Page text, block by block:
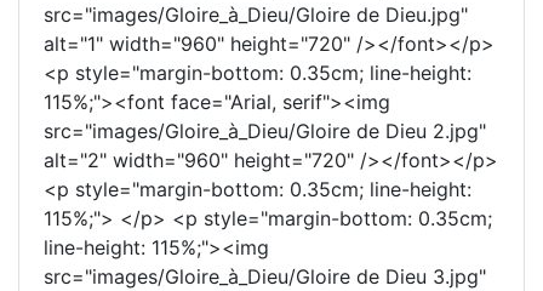
src="images/Gloire_à_Dieu/Gloire de Dieu.jpg"
alt="1" width="960" height="720" /></font></p>
<p style="margin-bottom: 0.35cm; line-height:
115%;"><font face="Arial, serif"><img
src="images/Gloire_à_Dieu/Gloire de Dieu 2.jpg"
alt="2" width="960" height="720" /></font></p>
<p style="margin-bottom: 0.35cm; line-height:
115%;"> </p> <p style="margin-bottom: 0.35cm;
line-height: 115%;"><img
src="images/Gloire_à_Dieu/Gloire de Dieu 3.jpg"